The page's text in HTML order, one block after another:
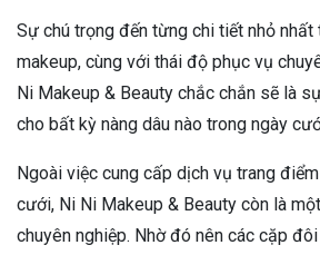
Sự chú trọng đến từng chi tiết nhỏ nhất
makeup, cùng với thái độ phục vụ
Ni Makeup & Beauty chắc chắn sẽ là
cho bất kỳ nàng dâu nào trong ngày
Ngoài việc cung cấp dịch vụ trang
cưới, Ni Ni Makeup & Beauty còn là
chuyên nghiệp. Nhờ đó nên các cặp